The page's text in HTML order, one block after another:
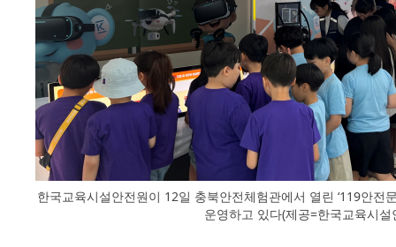
한국교육시설안전원이 12일 충북안전체험관에서 열린 ‘119안전
운영하고 있다(제공=한국교육시설